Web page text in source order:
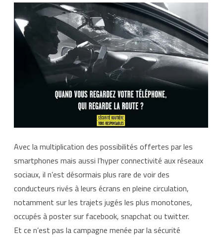
de
lecture
estimé :
6
minute(s)
Avec la multiplication des possibilités offertes par les
smartphones mais aussi l’hyper connectivité aux réseaux
sociaux, il n’est désormais plus rare de voir des
conducteurs rivés à leurs écrans en pleine circulation,
notamment sur les trajets jugés les plus monotones,
occupés à poster sur facebook, snapchat ou twitter.
Et ce n’est pas la campagne menée par la sécurité